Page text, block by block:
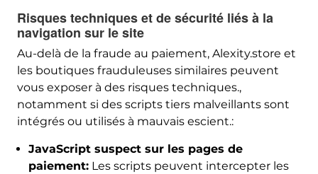
Risques techniques et de sécurité liés à la
navigation sur le site
Au-delà de la fraude au paiement, Alexity.store et
les boutiques frauduleuses similaires peuvent
vous exposer à des risques techniques.,
notamment si des scripts tiers malveillants sont
intégrés ou utilisés à mauvais escient.:
JavaScript suspect sur les pages de
paiement:Les scripts peuvent intercepter les